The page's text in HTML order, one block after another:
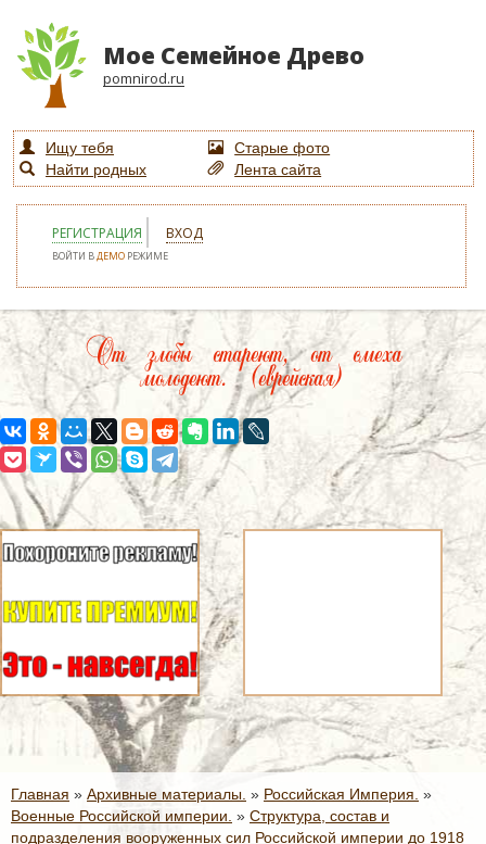
Мое Семейное Древо
pomnirod.ru
Ищу тебя
Старые фото
Найти родных
Лента сайта
РЕГИСТРАЦИЯ ВХОД
ВОЙТИ ВДЕМО РЕЖИМЕ
От злобы стареют, от смеха
молодеют. (еврейская)
Главная » Архивные материалы. » Российская Империя. »
Военные Российской империи. » Структура, состав и
подразделения вооруженных сил Российской империи до 1918